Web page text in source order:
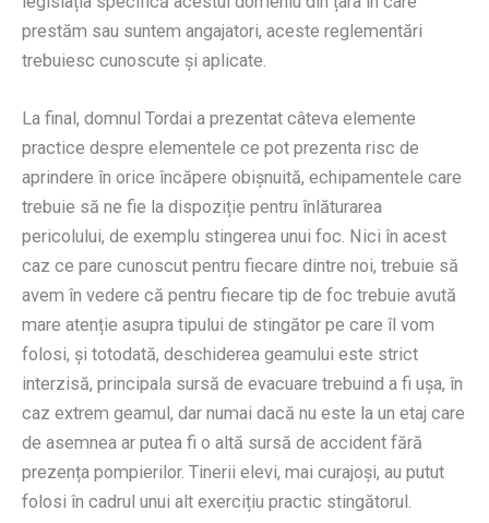
prestăm sau suntem angajatori, aceste reglementări
trebuiesc cunoscute și aplicate.
La final, domnul Tordai a prezentat câteva elemente
practice despre elementele ce pot prezenta risc de
aprindere în orice încăpere obișnuită, echipamentele care
trebuie să ne fie la dispoziție pentru înlăturarea
pericolului, de exemplu stingerea unui foc. Nici în acest
caz ce pare cunoscut pentru fiecare dintre noi, trebuie să
avem în vedere că pentru fiecare tip de foc trebuie avută
mare atenție asupra tipului de stingător pe care îl vom
folosi, și totodată, deschiderea geamului este strict
interzisă, principala sursă de evacuare trebuind a fi ușa, în
caz extrem geamul, dar numai dacă nu este la un etaj care
de asemnea ar putea fi o altă sursă de accident fără
prezența pompierilor. Tinerii elevi, mai curajoși, au putut
folosi în cadrul unui alt exercițiu practic stingătorul.